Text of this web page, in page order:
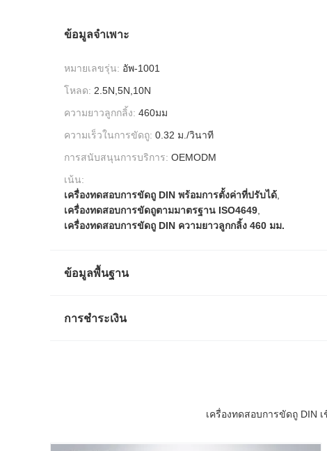
ข้อมูลจำเพาะ
หมายเลขรุ่น: อัพ-1001
โหลด: 2.5N,5N,10N
ความยาวลูกกลิ้ง: 460มม
ความเร็วในการขัดถู: 0.32 ม./วินาที
การสนับสนุนการบริการ: OEMODM
เน้น:
เครื่องทดสอบการขัดถู DIN พร้อมการตั้งค่าที่ปรับได้
เครื่องทดสอบการขัดถูตามมาตรฐาน ISO4649
เครื่องทดสอบการขัดถู DIN ความยาวลูกกลิ้ง 460 มม.
ข้อมูลพื้นฐาน
การชำระเงิน
เครื่องทดสอบการขัดถู DIN